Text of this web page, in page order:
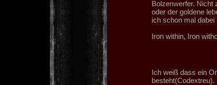
Bolzenwerfer. Nicht
oder der goldene
ich schon mal
Iron within, Iron
Ich weiß dass ein
besteht(Codextreu).